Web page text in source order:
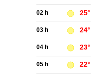
02 h 25°
03 h 24°
04 h 23°
05 h 22°